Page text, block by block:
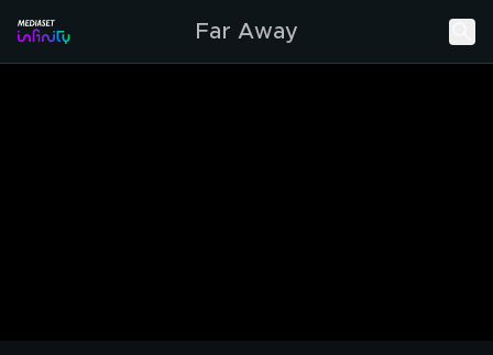
Far Away